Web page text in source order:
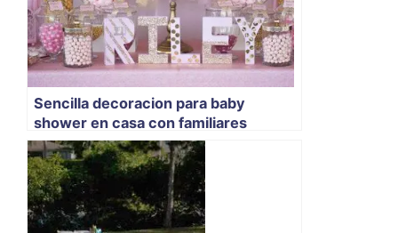
Sencilla decoracion para baby
shower en casa con familiares